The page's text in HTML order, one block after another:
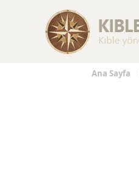
Replica Handbags
Ana Sayfa